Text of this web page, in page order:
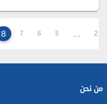
2
...
5
6
7
8
من نحن